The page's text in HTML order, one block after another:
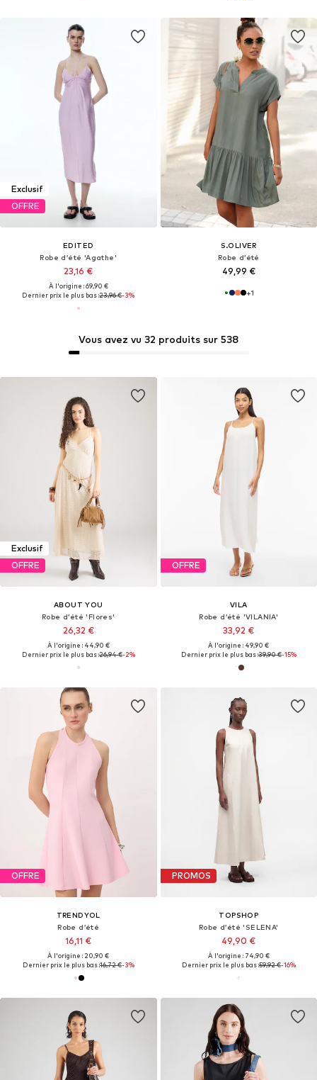
Exclusif
OFFRE
EDITED
Robe d’été 'Agathe'
23,16 €
À l'origine : 69,90 €
Dernier prix le plus bas :23,96 €-3%
S.OLIVER
Robe d’été
49,99 €
+1
Exclusif
OFFRE
ABOUT YOU
Robe d’été 'Flores'
26,32 €
À l'origine : 44,90 €
Dernier prix le plus bas :26,94 €-2%
Vous avez vu 32 produits sur 538
OFFRE
VILA
Robe d’été 'VILANIA'
33,92 €
À l'origine : 49,90 €
Dernier prix le plus bas :39,90 €-15%
OFFRE
TRENDYOL
Robe d’été
16,11 €
À l'origine : 20,90 €
Dernier prix le plus bas :16,72 €-3%
PROMOS
TOPSHOP
Robe d’été 'SELENA'
49,90 €
À l'origine : 74,90 €
Dernier prix le plus bas :59,92 €-16%